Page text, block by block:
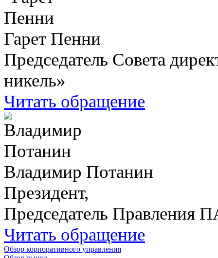
Гарет Пенни
Председатель Совета
никель»
Читать обращение
Владимир Потанин
Президент,
Председатель Правления
Читать обращение
Обзор корпоративного управления